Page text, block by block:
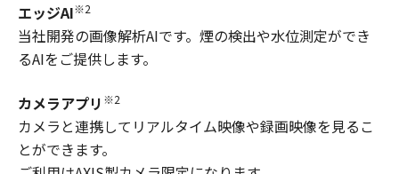
エッジAI※2
当社開発の画像解析AIです。煙の検出や水位測定ができ
るAIをご提供します。
カメラアプリ ※2
カメラと連携してリアルタイム映像や録画映像を見るこ
とができます。